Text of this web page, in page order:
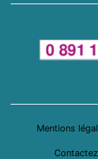
Mentions